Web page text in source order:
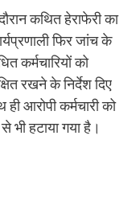
कथित हेराफेरी का
फिर जांच के
कर्मचारियों को
रखने के निर्देश दिए
आरोपी कर्मचारी को
भी हटाया गया है।